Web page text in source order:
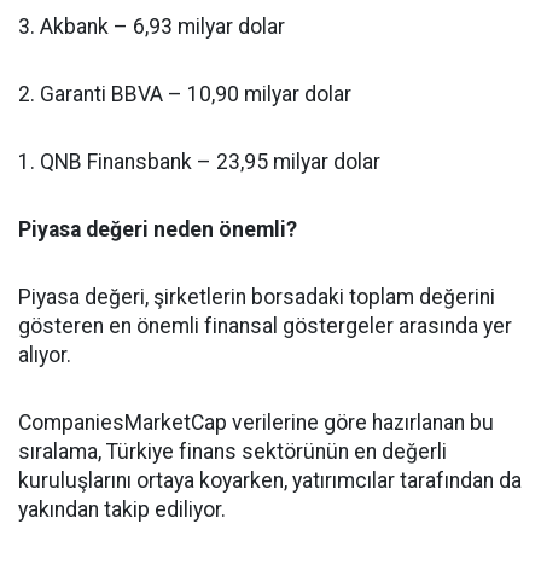
3. Akbank – 6,93 milyar dolar
2. Garanti BBVA – 10,90 milyar dolar
1. QNB Finansbank – 23,95 milyar dolar
Piyasa değeri neden önemli?
Piyasa değeri, şirketlerin borsadaki toplam değerini
gösteren en önemli finansal göstergeler arasında yer
alıyor.
CompaniesMarketCap verilerine göre hazırlanan bu
sıralama, Türkiye finans sektörünün en değerli
kuruluşlarını ortaya koyarken, yatırımcılar tarafından da
yakından takip ediliyor.